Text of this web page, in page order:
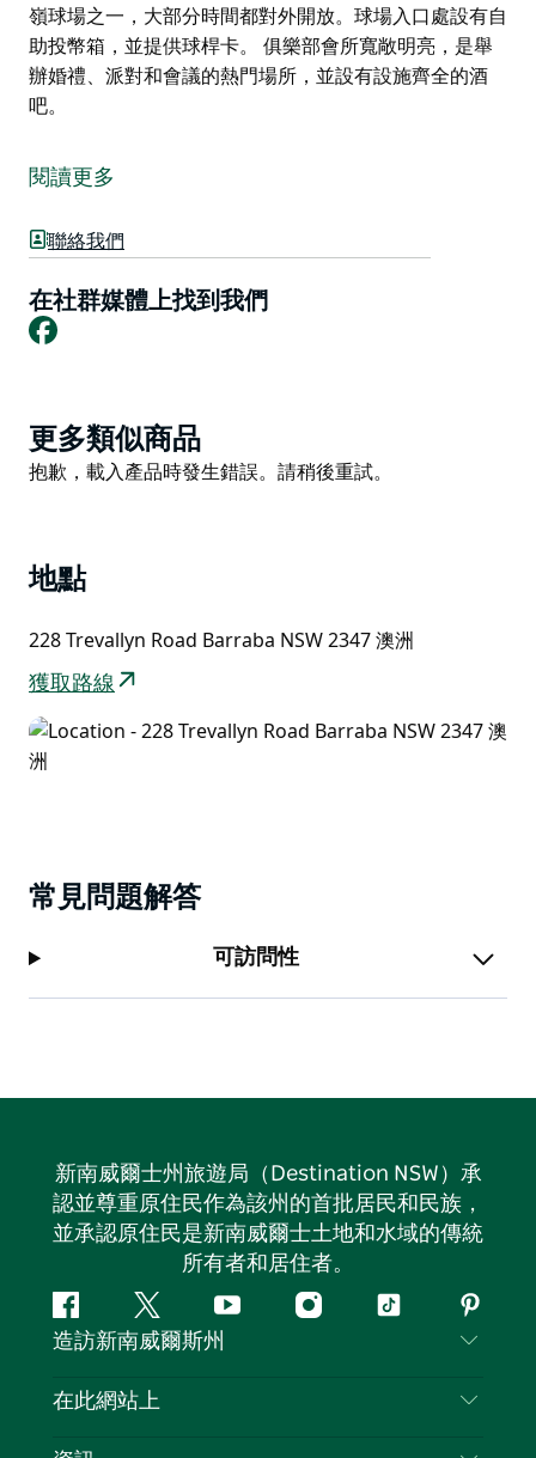
嶺球場之一，大部分時間都對外開放。球場入口處設有自
助投幣箱，並提供球桿卡。 俱樂部會所寬敞明亮，是舉
辦婚禮、派對和會議的熱門場所，並設有設施齊全的酒
吧。
嶺球場之一，大部分時間都對外開放。球場入口處設有自
助投幣箱，並提供球桿卡。
俱樂部會所寬敞明亮，是舉辦婚禮、派對和會議的熱門場
所，並設有設施齊全的酒吧。
閱讀更多
聯絡我們
在社群媒體上找到我們
Facebook
Product
List
更多類似商品
Product
抱歉，載入產品時發生錯誤。請稍後重試。
地點
228 Trevallyn Road Barraba NSW 2347 澳洲
獲取路線
常見問題解答
可訪問性
新南威爾士州旅遊局（Destination NSW）承
認並尊重原住民作為該州的首批居民和民族，
並承認原住民是新南威爾士土地和水域的傳統
所有者和居住者。
Facebook嘰
嘰
喳
Youtube Instagram
抖
造訪新南威爾斯州
聯絡我們
在此網站上
目的地